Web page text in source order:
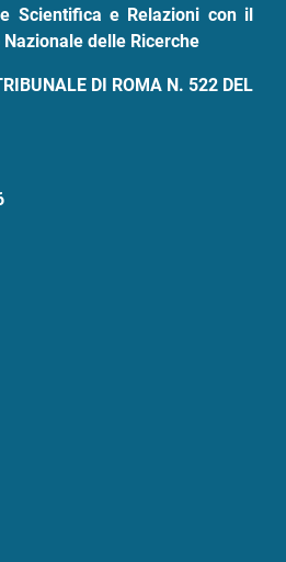
Scientifica e Relazioni con il
delle Ricerche
DI ROMA N. 522 DEL